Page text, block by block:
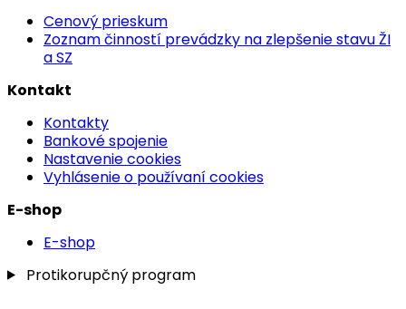
Cenový prieskum
Zoznam činností prevádzky na zlepšenie stavu ŽI
a SZ
Kontakt
Kontakty
Bankové spojenie
Nastavenie cookies
Vyhlásenie o používaní cookies
E-shop
E-shop
Protikorupčný program